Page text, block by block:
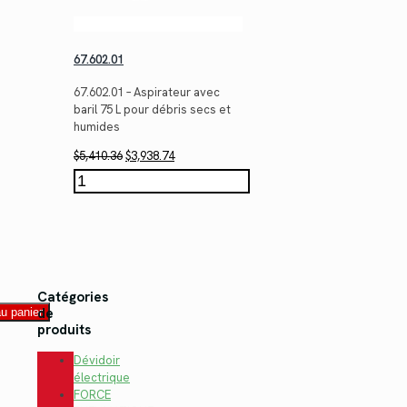
67.602.01
67.602.01 – Aspirateur avec
baril 75 L pour débris secs et
humides
$5,410.36Le
prix
initial
$3,938.74Le
prix
actuel
quantité
de
panier
Catégories
de
produits
Dévidoir
électrique
FORCE